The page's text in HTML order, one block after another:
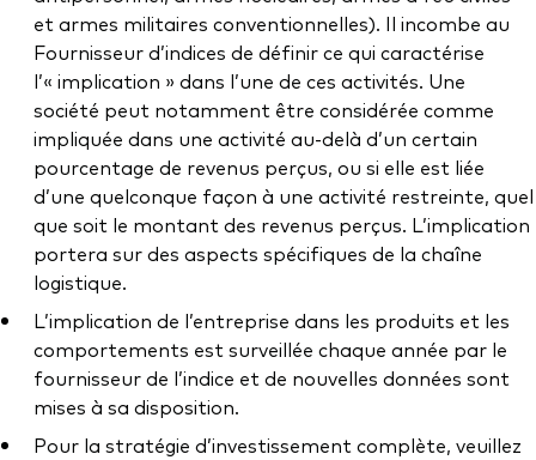
et armes militaires conventionnelles). Il incombe au
Fournisseur d’indices de définir ce qui caractérise
l’« implication » dans l’une de ces activités. Une
société peut notamment être considérée comme
impliquée dans une activité au-delà d’un certain
pourcentage de revenus perçus, ou si elle est liée
d’une quelconque façon à une activité restreinte, quel
que soit le montant des revenus perçus. L’implication
portera sur des aspects spécifiques de la chaîne
logistique.
L’implication de l’entreprise dans les produits et les
comportements est surveillée chaque année par le
fournisseur de l’indice et de nouvelles données sont
mises à sa disposition.
Pour la stratégie d’investissement complète, veuillez